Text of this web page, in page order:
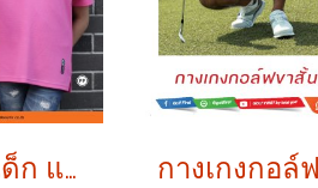
เสื้อโปโลเบสิคเด็ก แขนสั้น KID VER.